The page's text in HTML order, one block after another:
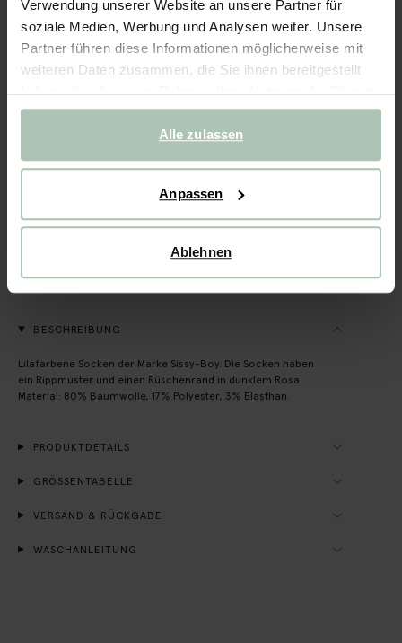
Verwendung unserer Website an unsere Partner für
soziale Medien, Werbung und Analysen weiter. Unsere
Partner führen diese Informationen möglicherweise mit
weiteren Daten zusammen, die Sie ihnen bereitgestellt
haben oder die sie im Rahmen Ihrer Nutzung der Dienste
gesammelt haben.
Alle zulassen
Anpassen
Ablehnen
Schnelle Lieferung
14 Tage Bedenkzeit
BESCHREIBUNG
Lilafarbene Socken der Marke Sissy-Boy. Die Socken haben
ein Rippmuster und einen Rüschenrand in dunklem Rosa.
Material: 80% Baumwolle, 17% Polyester, 3% Elasthan.
PRODUKTDETAILS
GRÖSSENTABELLE
VERSAND & RÜCKGABE
WASCHANLEITUNG